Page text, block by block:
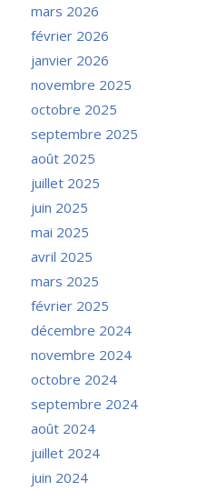
mars 2026
février 2026
janvier 2026
novembre 2025
octobre 2025
septembre 2025
août 2025
juillet 2025
juin 2025
mai 2025
avril 2025
mars 2025
février 2025
décembre 2024
novembre 2024
octobre 2024
septembre 2024
août 2024
juillet 2024
juin 2024